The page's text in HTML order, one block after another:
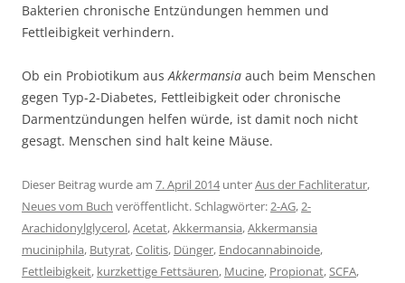
Bakterien chronische Entzündungen hemmen und
Fettleibigkeit verhindern.
Ob ein Probiotikum ausAkkermansia auch beim Menschen
gegen Typ-2-Diabetes, Fettleibigkeit oder chronische
Darmentzündungen helfen würde, ist damit noch nicht
gesagt. Menschen sind halt keine Mäuse.
Dieser Beitrag wurde am 7. April 2014unterAus der Fachliteratur,
Neues vom Buch veröffentlicht. Schlagwörter:2-AG,2-
Arachidonylglycerol,Acetat,Akkermansia,Akkermansia
muciniphila, Butyrat,Colitis, Dünger, Endocannabinoide,
Fettleibigkeit, kurzkettige Fettsäuren, Mucine, Propionat,SCFA,